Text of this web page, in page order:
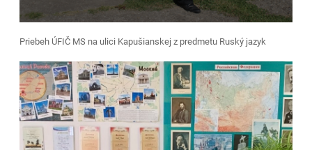
Priebeh ÚFIČ MS na ulici Kapušianskej z predmetu Ruský jazyk